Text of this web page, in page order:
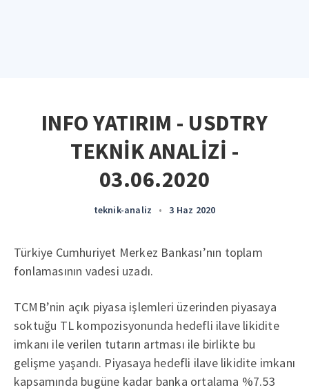
INFO YATIRIM - USDTRY
TEKNİK ANALİZİ -
03.06.2020
teknik-analiz • 3 Haz 2020
Türkiye Cumhuriyet Merkez Bankası’nın toplam
fonlamasının vadesi uzadı.
TCMB’nin açık piyasa işlemleri üzerinden piyasaya
soktuğu TL kompozisyonunda hedefli ilave likidite
imkanı ile verilen tutarın artması ile birlikte bu
gelişme yaşandı. Piyasaya hedefli ilave likidite imkanı
kapsamında bugüne kadar banka ortalama %7.53